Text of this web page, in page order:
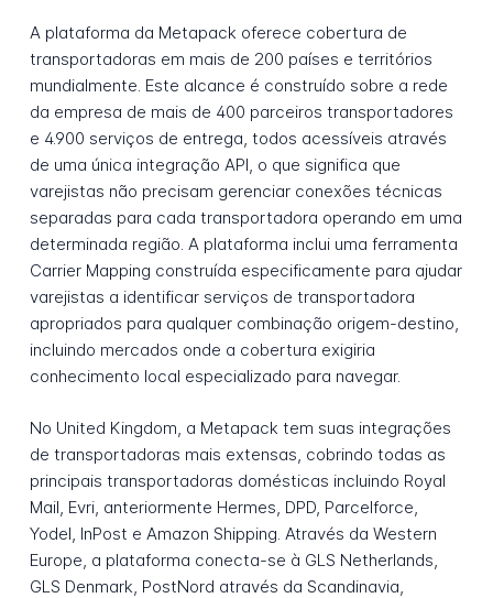
A plataforma da Metapack oferece cobertura de
transportadoras em mais de 200 países e territórios
mundialmente. Este alcance é construído sobre a rede
da empresa de mais de 400 parceiros transportadores
e 4.900 serviços de entrega, todos acessíveis através
de uma única integração API, o que significa que
varejistas não precisam gerenciar conexões técnicas
separadas para cada transportadora operando em uma
determinada região. A plataforma inclui uma ferramenta
Carrier Mapping construída especificamente para ajudar
varejistas a identificar serviços de transportadora
apropriados para qualquer combinação origem-destino,
incluindo mercados onde a cobertura exigiria
conhecimento local especializado para navegar.
No United Kingdom, a Metapack tem suas integrações
de transportadoras mais extensas, cobrindo todas as
principais transportadoras domésticas incluindo Royal
Mail, Evri, anteriormente Hermes, DPD, Parcelforce,
Yodel, InPost e Amazon Shipping. Através da Western
Europe, a plataforma conecta-se à GLS Netherlands,
GLS Denmark, PostNord através da Scandinavia,